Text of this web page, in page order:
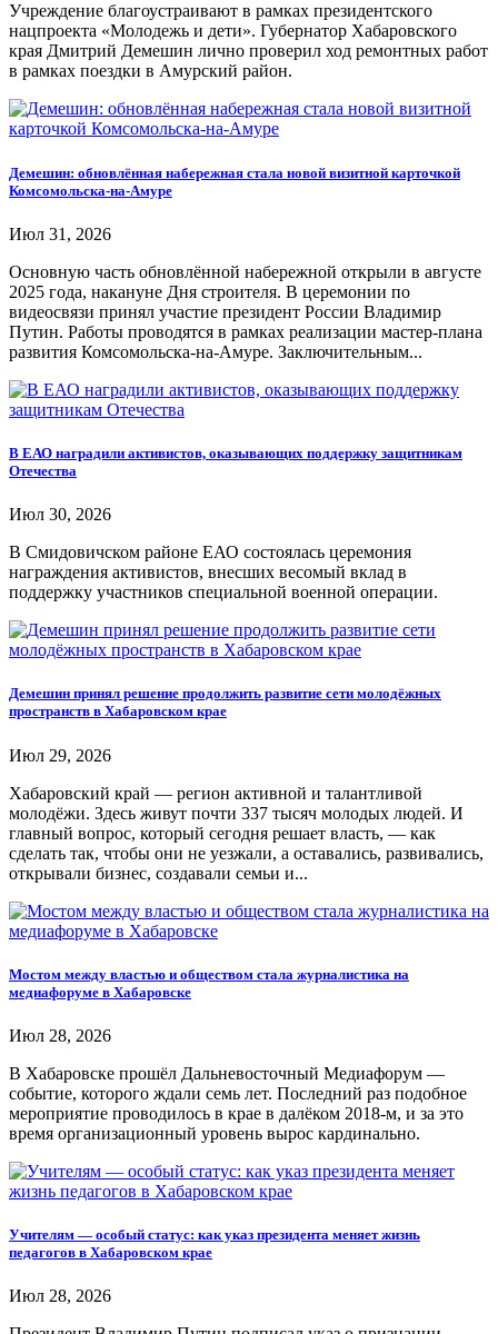
Учреждение благоустраивают в рамках президентского
нацпроекта «Молодежь и дети». Губернатор Хабаровского
края Дмитрий Демешин лично проверил ход ремонтных работ
в рамках поездки в Амурский район.
Демешин: обновлённая набережная стала новой визитной карточкой
Комсомольска-на-Амуре
Июл 31, 2026
Основную часть обновлённой набережной открыли в августе
2025 года, накануне Дня строителя. В церемонии по
видеосвязи принял участие президент России Владимир
Путин. Работы проводятся в рамках реализации мастер-плана
развития Комсомольска-на-Амуре. Заключительным...
В ЕАО наградили активистов, оказывающих поддержку защитникам
Отечества
Июл 30, 2026
В Смидовичском районе ЕАО состоялась церемония
награждения активистов, внесших весомый вклад в
поддержку участников специальной военной операции.
Демешин принял решение продолжить развитие сети молодёжных
пространств в Хабаровском крае
Июл 29, 2026
Хабаровский край — регион активной и талантливой
молодёжи. Здесь живут почти 337 тысяч молодых людей. И
главный вопрос, который сегодня решает власть, — как
сделать так, чтобы они не уезжали, а оставались, развивались,
открывали бизнес, создавали семьи и...
Мостом между властью и обществом стала журналистика на
медиафоруме в Хабаровске
Июл 28, 2026
В Хабаровске прошёл Дальневосточный Медиафорум —
событие, которого ждали семь лет. Последний раз подобное
мероприятие проводилось в крае в далёком 2018-м, и за это
время организационный уровень вырос кардинально.
Учителям — особый статус: как указ президента меняет жизнь
педагогов в Хабаровском крае
Июл 28, 2026